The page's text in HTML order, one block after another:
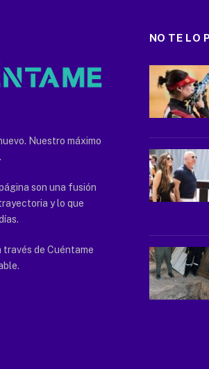
Nuestro máximo
son una fusión
y lo que
través de Cuéntame
NO TE LO